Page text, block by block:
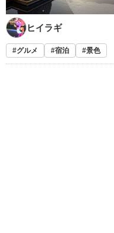
ヒイラギ
グルメ 宿泊 景色